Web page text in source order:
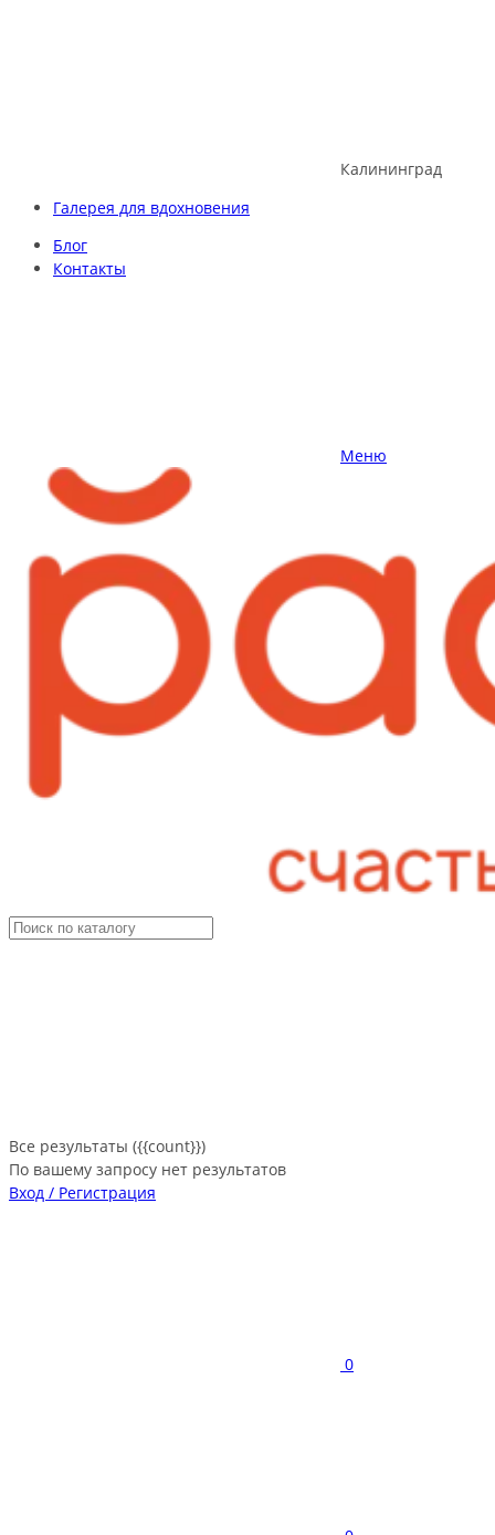
Калининград
Галерея для вдохновения
Блог
Контакты
Меню
Все результаты ({{count}})
По вашему запросу нет результатов
Вход / Регистрация
0